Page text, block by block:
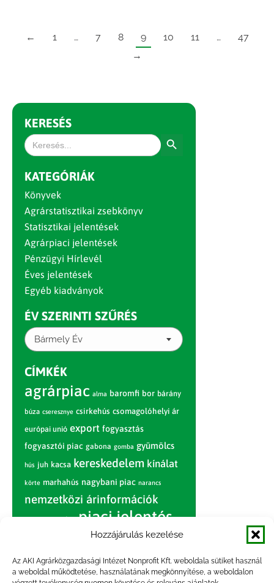
Hozzájárulás kezelése
Az AKI Agrárközgazdasági Intézet Nonprofit Kft. weboldala sütiket használ
a weboldal működtetése, használatának megkönnyítése, a weboldalon
← 1 … 7 8 9 10 11 …
47
→
KERESÉS
Search
for:
KATEGÓRIÁK
Könyvek
Agrárstatisztikai zsebkönyv
Statisztikai jelentések
Agrárpiaci jelentések
Pénzügyi Hírlevél
Éves jelentések
Egyéb kiadványok
ÉV SZERINTI SZŰRÉS
Bármely Év
CÍMKÉK
agrárpiac alma baromfi bor bárány
búza cseresznye csirkehús csomagolóhelyi ár
európai unió export fogyasztás
fogyasztói piac gabona gomba gyümölcs
hús juh kacsa kereskedelem kínálat
körte marhahús nagybani piac narancs
nemzetközi árinformációk
piac piaci jelentés
sertés sertéshús
szarvasmarha termelés termelői
ár tojás világpiac vágóbárány